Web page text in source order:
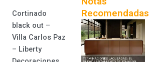
Cortinado
black out –
Villa Carlos Paz
– Liberty
Recomendadas